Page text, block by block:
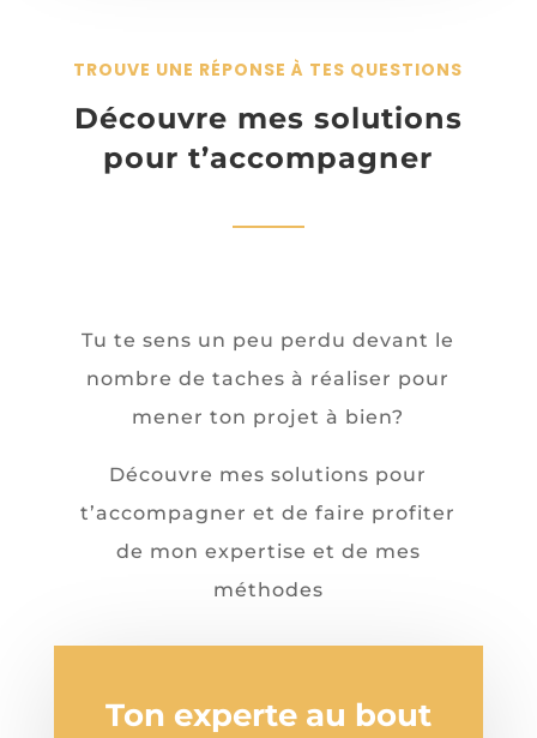
TROUVE UNE RÉPONSE À TES QUESTIONS
Découvre mes solutions
pour t’accompagner
Tu te sens un peu perdu devant le
nombre de taches à réaliser pour
mener ton projet à bien?
Découvre mes solutions pour
t’accompagner et de faire profiter
de mon expertise et de mes
méthodes
Ton experte au bout